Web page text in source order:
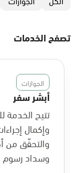
تصفح الخدمات
الجوازات
أبشر سفر
تتيح الخدمة
وإكمال
والتحقّق من
وسداد رسوم